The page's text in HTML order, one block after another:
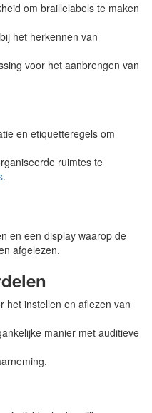
om braillelabels te maken
het herkennen van
voor het aanbrengen van
en etiquetteregels om
ruimtes te
.
en een display waarop de
afgelezen.
het instellen en aflezen van
manier met auditieve